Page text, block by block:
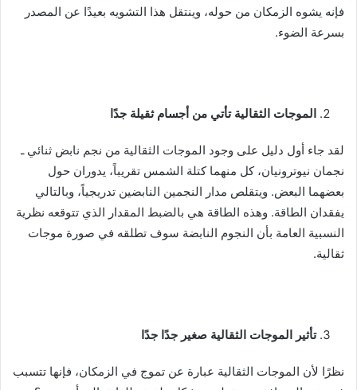
فإنه يشوه الزمكان من حوله، وينتقل هذا التشويه بعيدًا عن المصدر
بسرعة الضوء.
الموجات الثقالية تأتي من أجسام ثقيلة جدًا
لقد جاء أول دليل على وجود الموجات الثقالية من نجم نابض ثنائي ـ
نجمان نيوترونيان، كل منهما كتلة الشمس تقريباً، يدوران حول
بعضهما البعض. ويتقلص مدار النجمين النابضين تدريجياً، وبالتالي
يفقدان الطاقة. وهذه الطاقة هي بالضبط المقدار الذي تتوقعه نظرية
النسبية العامة بأن النجوم النابضة سوف تطلقه في صورة موجات
ثقالية.
تأثير الموجات الثقالية صغير جدًا جدًا
نظرًا لأن الموجات الثقالية عبارة عن تموج في الزمكان، فإنها تتسبب